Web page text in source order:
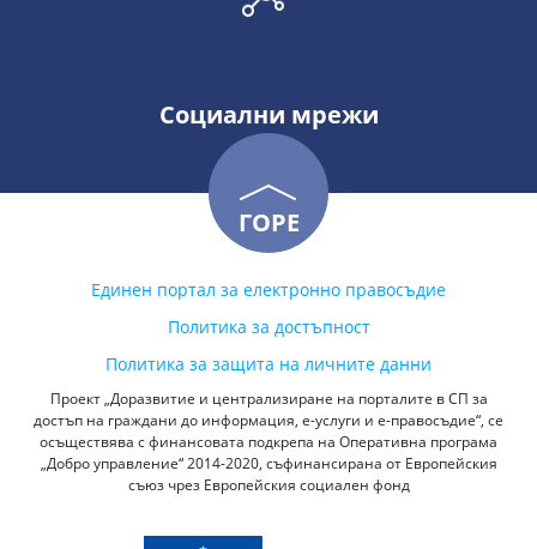
Социални мрежи
ГОРЕ
Единен портал за електронно правосъдие
Политика за достъпност
Политика за защита на личните данни
Проект „Доразвитие и централизиране на порталите в СП за
достъп на граждани до информация, е-услуги и е-правосъдие“, се
осъществява с финансовата подкрепа на Оперативна програма
„Добро управление“ 2014-2020, съфинансирана от Европейския
съюз чрез Европейския социален фонд